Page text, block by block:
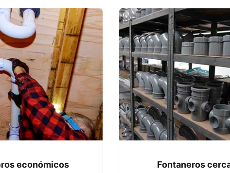
económicos
Fontaneros